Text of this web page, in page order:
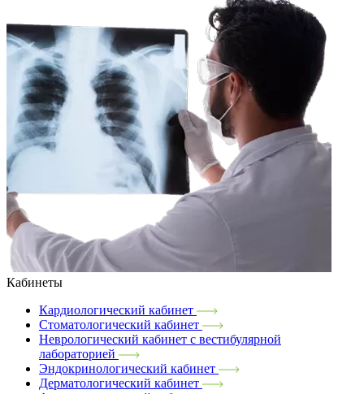
Кабинеты
Кардиологический кабинет
Стоматологический кабинет
Неврологический кабинет с вестибулярной
лабораторией
Эндокринологический кабинет
Дерматологический кабинет